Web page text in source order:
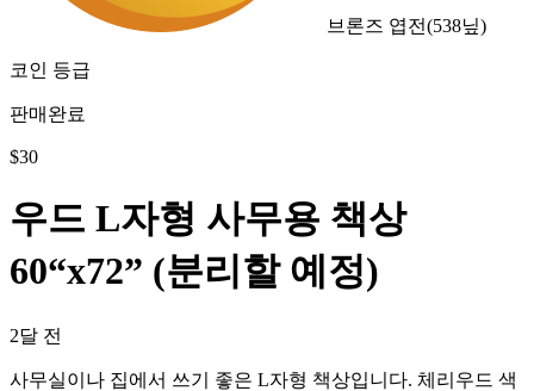
브론즈 엽전(538닢)
코인 등급
판매완료
$30
우드 L자형 사무용 책상
60“x72” (분리할 예정)
2달 전
사무실이나 집에서 쓰기 좋은 L자형 책상입니다. 체리우드 색